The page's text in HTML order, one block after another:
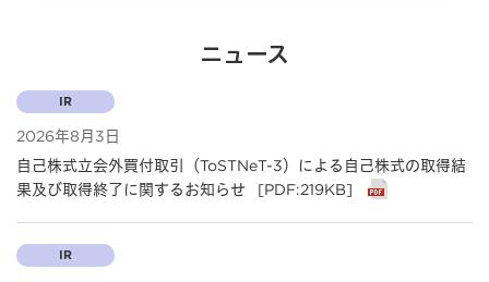
ニュース
2026年8月3日
IR
自己株式立会外買付取引（ToSTNeT-3）による自己株式の取得結
果及び取得終了に関するお知らせ
[PDF:219KB]
IR